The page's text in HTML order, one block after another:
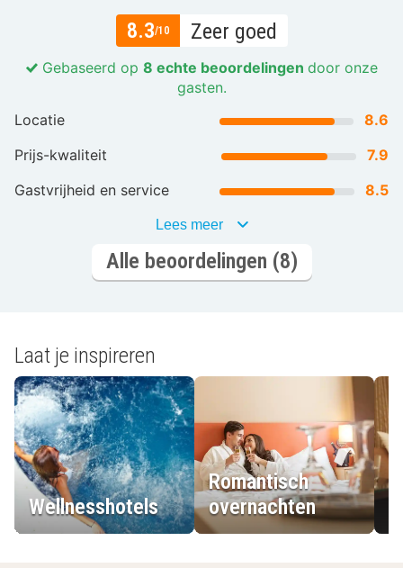
8.3/10 Zeer goed
Gebaseerd op 8 echte beoordelingen door onze
gasten.
Locatie
8.6
Prijs-kwaliteit
7.9
Gastvrijheid en service
8.5
Lees meer
Alle beoordelingen (8)
Laat je inspireren
Wellnesshotels
Romantisch
overnachten